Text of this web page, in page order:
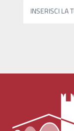
INSERISCI LA